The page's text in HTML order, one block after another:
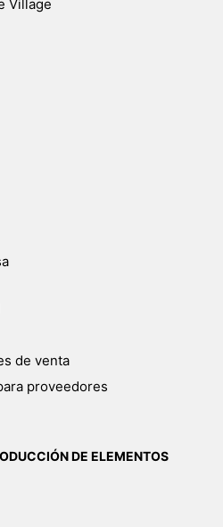
Village
de venta
proveedores
DE ELEMENTOS